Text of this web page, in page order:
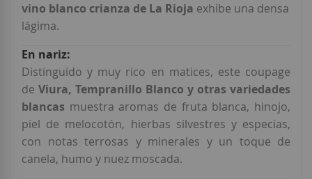
vino blanco crianza de La Rioja exhibe una densa
lágima.
Distinguido y muy rico en matices, este coupage
de Viura, Tempranillo Blanco y otras variedades
blancas muestra aromas de fruta blanca, hinojo,
piel de melocotón, hierbas silvestres y especias,
con notas terrosas y minerales y un toque de
canela, humo y nuez moscada.